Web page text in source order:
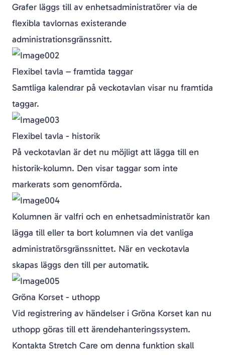
Grafer läggs till av enhetsadministratörer via de
flexibla tavlornas existerande
administrationsgränssnitt.
Flexibel tavla – framtida taggar
Samtliga kalendrar på veckotavlan visar nu framtida
taggar.
Flexibel tavla - historik
På veckotavlan är det nu möjligt att lägga till en
historik-kolumn. Den visar taggar som inte
markerats som genomförda.
Kolumnen är valfri och en enhetsadministratör kan
lägga till eller ta bort kolumnen via det vanliga
administratörsgränssnittet. När en veckotavla
skapas läggs den till per automatik.
Gröna Korset - uthopp
Vid registrering av händelser i Gröna Korset kan nu
uthopp göras till ett ärendehanteringssystem.
Kontakta Stretch Care om denna funktion skall